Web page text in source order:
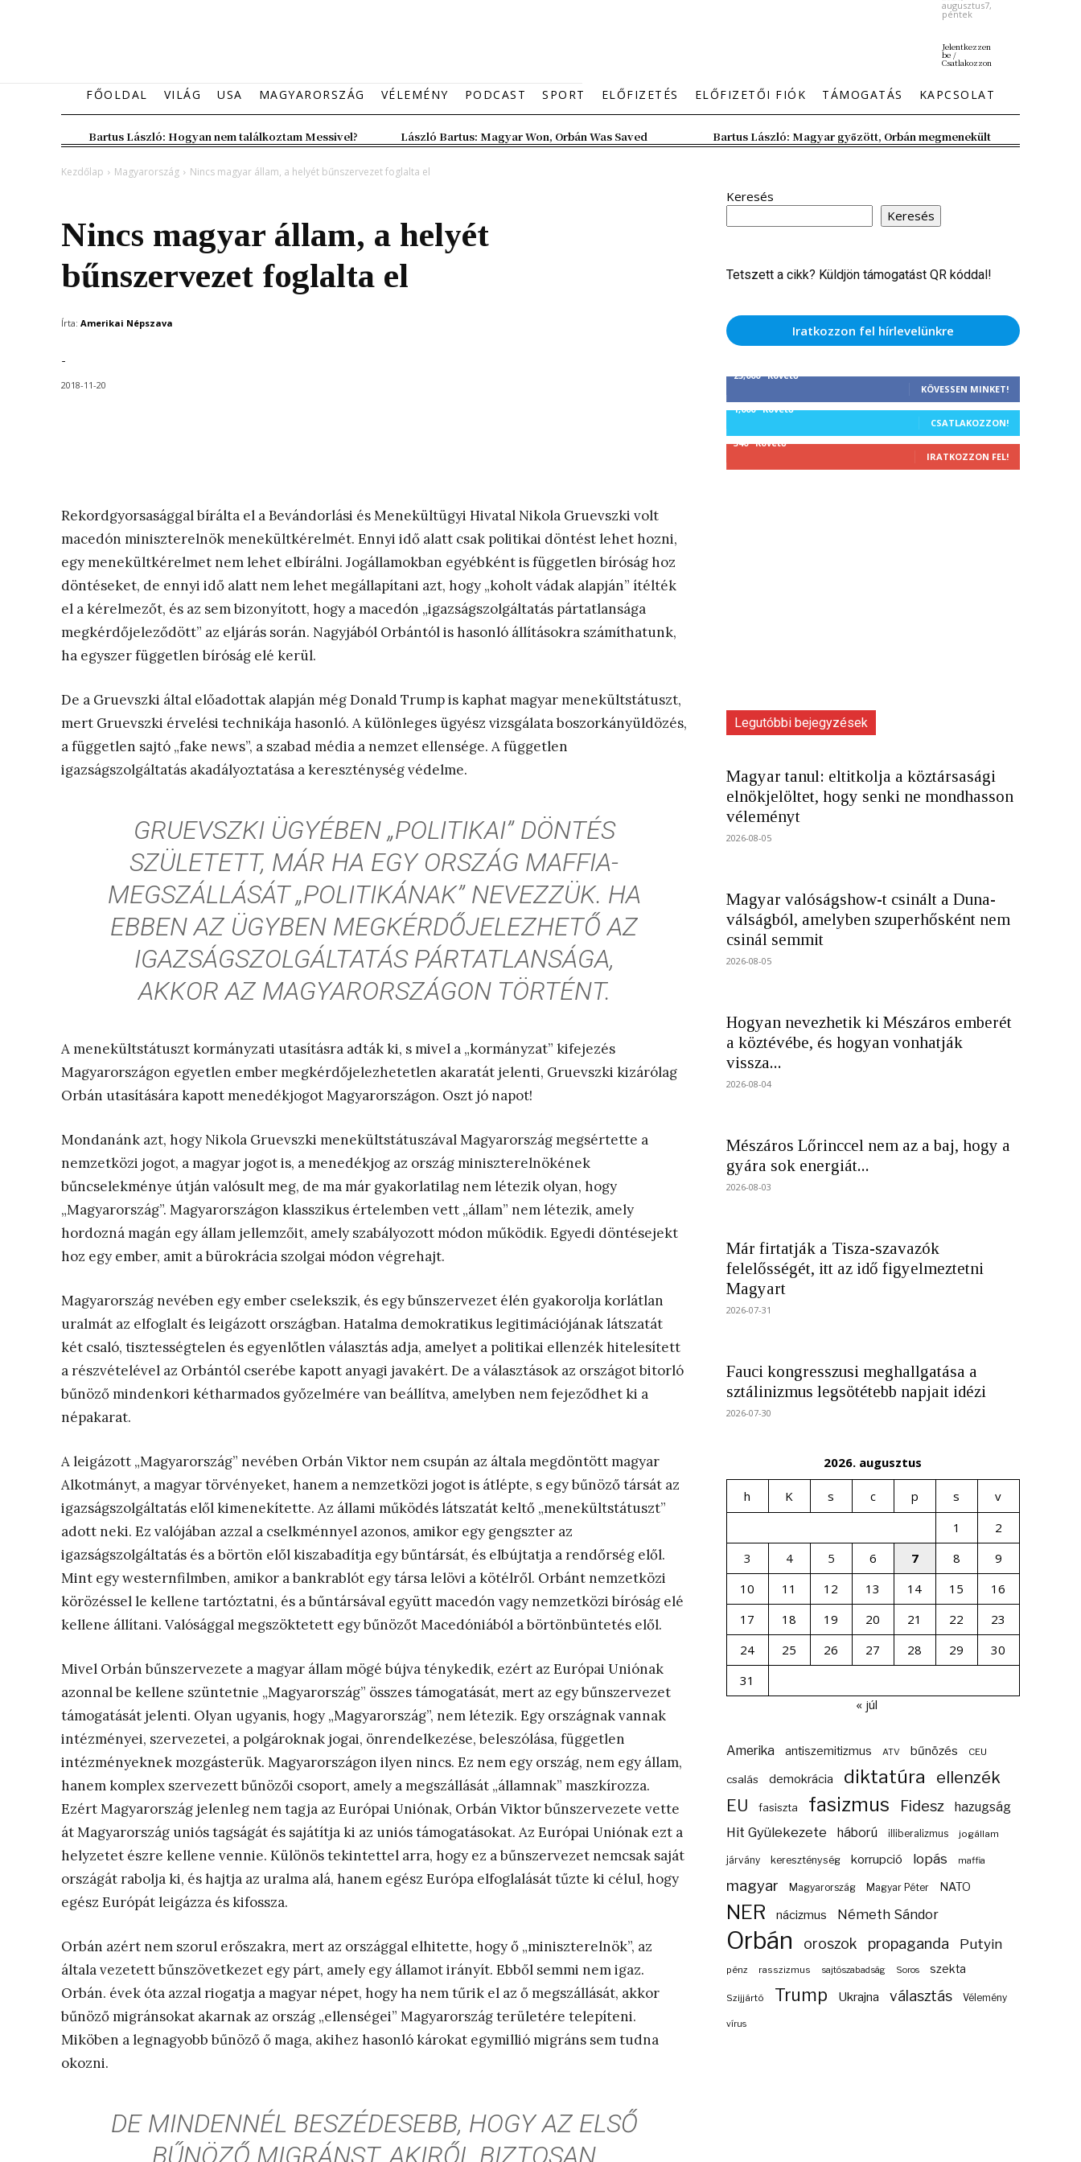
augusztus7,
péntek
Jelentkezzen
be /
Csatlakozzon
FŐOLDAL VILÁG USA MAGYARORSZÁG VÉLEMÉNY PODCAST SPORT ELŐFIZETÉS ELŐFIZETŐI FIÓK TÁMOGATÁS KAPCSOLAT
Bartus László: Hogyan nem találkoztam Messivel? László Bartus: Magyar Won, Orbán Was Saved Bartus László: Magyar győzött, Orbán megmenekült
Kezdőlap Magyarország Nincs magyar állam, a helyét bűnszervezet foglalta el
Nincs magyar állam, a helyét
bűnszervezet foglalta el
Írta: Amerikai Népszava
-
2018-11-20
Rekordgyorsasággal bírálta el a Bevándorlási és Menekültügyi Hivatal Nikola Gruevszki volt
macedón miniszterelnök menekültkérelmét. Ennyi idő alatt csak politikai döntést lehet hozni,
egy menekültkérelmet nem lehet elbírálni. Jogállamokban egyébként is független bíróság hoz
döntéseket, de ennyi idő alatt nem lehet megállapítani azt, hogy „koholt vádak alapján” ítélték
el a kérelmezőt, és az sem bizonyított, hogy a macedón „igazságszolgáltatás pártatlansága
megkérdőjeleződött” az eljárás során. Nagyjából Orbántól is hasonló állításokra számíthatunk,
ha egyszer független bíróság elé kerül.
De a Gruevszki által előadottak alapján még Donald Trump is kaphat magyar menekültstátuszt,
mert Gruevszki érvelési technikája hasonló. A különleges ügyész vizsgálata boszorkányüldözés,
a független sajtó „fake news”, a szabad média a nemzet ellensége. A független
igazságszolgáltatás akadályoztatása a kereszténység védelme.
GRUEVSZKI ÜGYÉBEN „POLITIKAI” DÖNTÉS
SZÜLETETT, MÁR HA EGY ORSZÁG MAFFIA-
MEGSZÁLLÁSÁT „POLITIKÁNAK” NEVEZZÜK. HA
EBBEN AZ ÜGYBEN MEGKÉRDŐJELEZHETŐ AZ
IGAZSÁGSZOLGÁLTATÁS PÁRTATLANSÁGA,
AKKOR AZ MAGYARORSZÁGON TÖRTÉNT.
A menekültstátuszt kormányzati utasításra adták ki, s mivel a „kormányzat” kifejezés
Magyarországon egyetlen ember megkérdőjelezhetetlen akaratát jelenti, Gruevszki kizárólag
Orbán utasítására kapott menedékjogot Magyarországon. Oszt jó napot!
Mondanánk azt, hogy Nikola Gruevszki menekültstátuszával Magyarország megsértette a
nemzetközi jogot, a magyar jogot is, a menedékjog az ország miniszterelnökének
bűncselekménye útján valósult meg, de ma már gyakorlatilag nem létezik olyan, hogy
„Magyarország”. Magyarországon klasszikus értelemben vett „állam” nem létezik, amely
hordozná magán egy állam jellemzőit, amely szabályozott módon működik. Egyedi döntésejekt
hoz egy ember, amit a bürokrácia szolgai módon végrehajt.
Magyarország nevében egy ember cselekszik, és egy bűnszervezet élén gyakorolja korlátlan
uralmát az elfoglalt és leigázott országban. Hatalma demokratikus legitimációjának látszatát
két csaló, tisztességtelen és egyenlőtlen választás adja, amelyet a politikai ellenzék hitelesített
a részvételével az Orbántól cserébe kapott anyagi javakért. De a választások az országot bitorló
bűnöző mindenkori kétharmados győzelmére van beállítva, amelyben nem fejeződhet ki a
népakarat.
A leigázott „Magyarország” nevében Orbán Viktor nem csupán az általa megdöntött magyar
Alkotmányt, a magyar törvényeket, hanem a nemzetközi jogot is átlépte, s egy bűnöző társát az
igazságszolgáltatás elől kimenekítette. Az állami működés látszatát keltő „menekültstátuszt”
adott neki. Ez valójában azzal a cselkménnyel azonos, amikor egy gengszter az
igazságszolgáltatás és a börtön elől kiszabadítja egy bűntársát, és elbújtatja a rendőrség elől.
Mint egy westernfilmben, amikor a bankrablót egy társa lelövi a kötélről. Orbánt nemzetközi
körözéssel le kellene tartóztatni, és a bűntársával együtt macedón vagy nemzetközi bíróság elé
kellene állítani. Valósággal megszöktetett egy bűnözőt Macedóniából a börtönbüntetés elől.
Mivel Orbán bűnszervezete a magyar állam mögé bújva ténykedik, ezért az Európai Uniónak
azonnal be kellene szüntetnie „Magyarország” összes támogatását, mert az egy bűnszervezet
támogatását jelenti. Olyan ugyanis, hogy „Magyarország”, nem létezik. Egy országnak vannak
intézményei, szervezetei, a polgároknak jogai, önrendelkezése, beleszólása, független
intézményeknek mozgásterük. Magyarországon ilyen nincs. Ez nem egy ország, nem egy állam,
hanem komplex szervezett bűnözői csoport, amely a megszállását „államnak” maszkírozza.
Ezért Magyarország jelenleg nem tagja az Európai Uniónak, Orbán Viktor bűnszervezete vette
át Magyarország uniós tagságát és sajátítja ki az uniós támogatásokat. Az Európai Uniónak ezt a
helyzetet észre kellene vennie. Különös tekintettel arra, hogy ez a bűnszervezet nemcsak saját
országát rabolja ki, és hajtja az uralma alá, hanem egész Európa elfoglalását tűzte ki célul, hogy
egész Európát leigázza és kifossza.
Orbán azért nem szorul erőszakra, mert az országgal elhitette, hogy ő „miniszterelnök”, az
általa vezetett bűnszövetkezet egy párt, amely egy államot irányít. Ebből semmi nem igaz.
Orbán. évek óta azzal riogatja a magyar népet, hogy ha nem tűrik el az ő megszállását, akkor
bűnöző migránsokat akarnak az ország „ellenségei” Magyarország területére telepíteni.
Miköben a legnagyobb bűnöző ő maga, akihez hasonló károkat egymillió migráns sem tudna
okozni.
DE MINDENNÉL BESZÉDESEBB, HOGY AZ ELSŐ
BŰNÖZŐ MIGRÁNST, AKIRŐL BIZTOSAN
Keresés
Keresés
Tetszett a cikk? Küldjön támogatást QR kóddal!
Iratkozzon fel hírlevelünkre
25,000 Követő
KÖVESSEN MINKET!
1,000 Követő
CSATLAKOZZON!
340 Követő
IRATKOZZON FEL!
Legutóbbi bejegyzések
Magyar tanul: eltitkolja a köztársasági
elnökjelöltet, hogy senki ne mondhasson
véleményt
2026-08-05
Magyar valóságshow-t csinált a Duna-
válságból, amelyben szuperhősként nem
csinál semmit
2026-08-05
Hogyan nevezhetik ki Mészáros emberét
a köztévébe, és hogyan vonhatják
vissza...
2026-08-04
Mészáros Lőrinccel nem az a baj, hogy a
gyára sok energiát...
2026-08-03
Már firtatják a Tisza-szavazók
felelősségét, itt az idő figyelmeztetni
Magyart
2026-07-31
Fauci kongresszusi meghallgatása a
sztálinizmus legsötétebb napjait idézi
2026-07-30
2026. augusztus
h K s c p s
v
1
2
3
4 5 6 7 8
9
10
11 12 13 14 15
16
17
18 19 20 21 22
23
24
25 26 27 28 29
30
31
« júl
Amerika antiszemitizmus ATV bűnözés CEU
csalás demokrácia diktatúra ellenzék
EU fasiszta fasizmus Fidesz hazugság
Hit Gyülekezete háború illiberalizmus jogállam
járvány kereszténység korrupció lopás maffia
magyar Magyarország Magyar Péter NATO
NER nácizmus Németh Sándor
Orbán oroszok propaganda Putyin
pénz rasszizmus sajtószabadság Soros szekta
Szijjártó Trump Ukrajna választás Vélemény
vírus